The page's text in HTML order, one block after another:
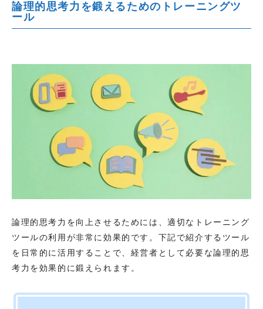
論理的思考力を鍛えるためのトレーニングツ
ール
論理的思考力を向上させるためには、適切なトレーニング
ツールの利用が非常に効果的です。下記で紹介するツール
を日常的に活用することで、経営者として必要な論理的思
考力を効果的に鍛えられます。